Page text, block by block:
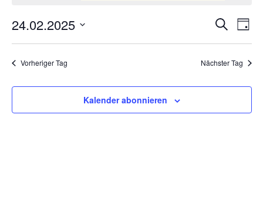
Suche
Tag
24.02.2025
wählen.
Vorheriger Tag Nächster Tag
Kalender abonnieren